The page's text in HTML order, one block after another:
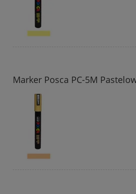
Marker Posca PC-5M